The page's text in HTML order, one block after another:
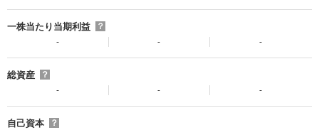
一株当たり当期利益
？
-
- -
総資産
？
-
- -
自己資本
？